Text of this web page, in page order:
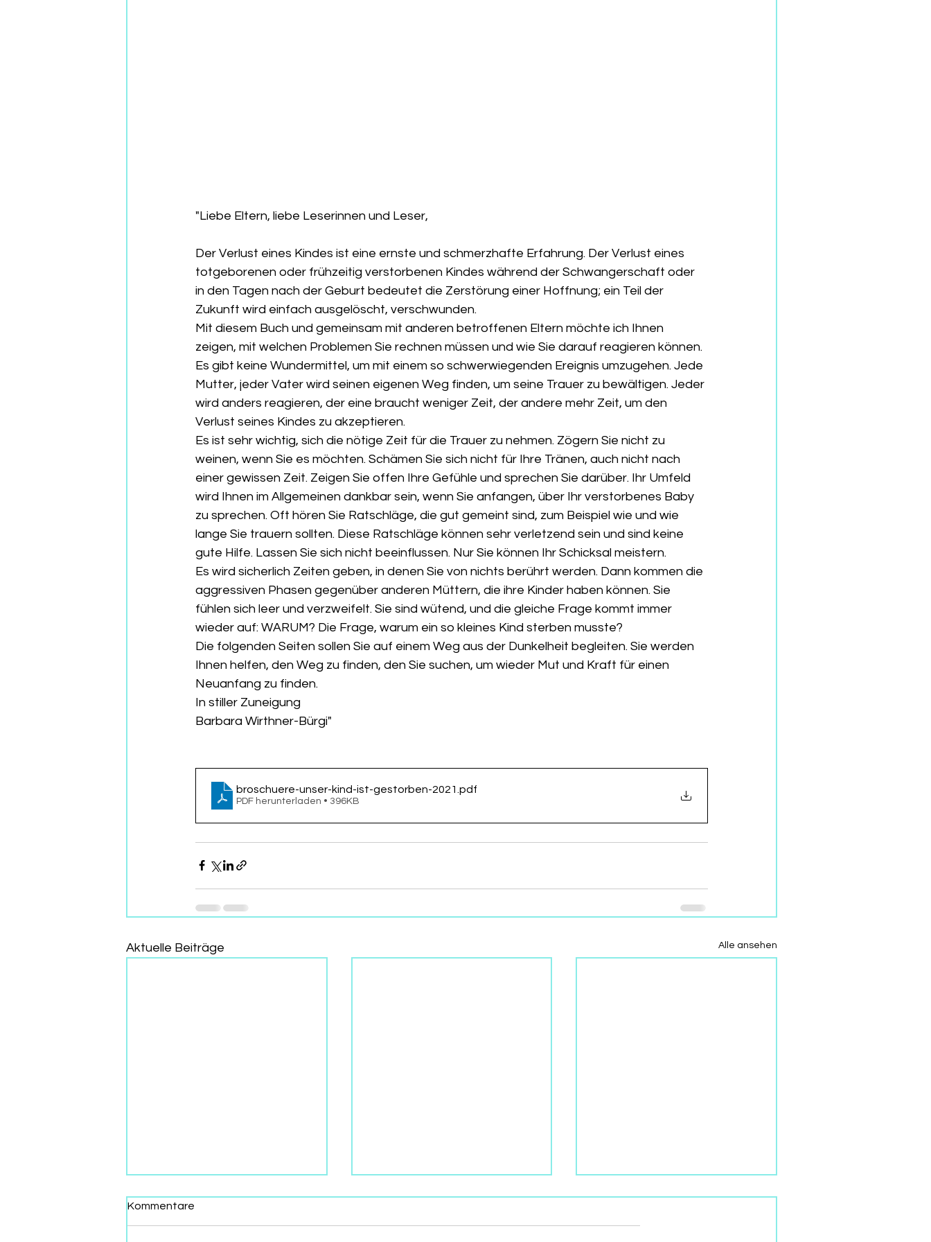
"Liebe Eltern, liebe Leserinnen und Leser,
Der Verlust eines Kindes ist eine ernste und schmerzhafte Erfahrung. Der Verlust eines
totgeborenen oder frühzeitig verstorbenen Kindes während der Schwangerschaft oder
in den Tagen nach der Geburt bedeutet die Zerstörung einer Hoffnung; ein Teil der
Zukunft wird einfach ausgelöscht, verschwunden.
Mit diesem Buch und gemeinsam mit anderen betroffenen Eltern möchte ich Ihnen
zeigen, mit welchen Problemen Sie rechnen müssen und wie Sie darauf reagieren können.
Es gibt keine Wundermittel, um mit einem so schwerwiegenden Ereignis umzugehen. Jede
Mutter, jeder Vater wird seinen eigenen Weg finden, um seine Trauer zu bewältigen. Jeder
wird anders reagieren, der eine braucht weniger Zeit, der andere mehr Zeit, um den
Verlust seines Kindes zu akzeptieren.
Es ist sehr wichtig, sich die nötige Zeit für die Trauer zu nehmen. Zögern Sie nicht zu
weinen, wenn Sie es möchten. Schämen Sie sich nicht für Ihre Tränen, auch nicht nach
einer gewissen Zeit. Zeigen Sie offen Ihre Gefühle und sprechen Sie darüber. Ihr Umfeld
wird Ihnen im Allgemeinen dankbar sein, wenn Sie anfangen, über Ihr verstorbenes Baby
zu sprechen. Oft hören Sie Ratschläge, die gut gemeint sind, zum Beispiel wie und wie
lange Sie trauern sollten. Diese Ratschläge können sehr verletzend sein und sind keine
gute Hilfe. Lassen Sie sich nicht beeinflussen. Nur Sie können Ihr Schicksal meistern.
Es wird sicherlich Zeiten geben, in denen Sie von nichts berührt werden. Dann kommen die
aggressiven Phasen gegenüber anderen Müttern, die ihre Kinder haben können. Sie
fühlen sich leer und verzweifelt. Sie sind wütend, und die gleiche Frage kommt immer
wieder auf: WARUM? Die Frage, warum ein so kleines Kind sterben musste?
Die folgenden Seiten sollen Sie auf einem Weg aus der Dunkelheit begleiten. Sie werden
Ihnen helfen, den Weg zu finden, den Sie suchen, um wieder Mut und Kraft für einen
Neuanfang zu finden.
In stiller Zuneigung
Barbara Wirthner-Bürgi"
broschuere-unser-kind-ist-gestorben-2021 .pdf
PDF herunterladen • 396KB
Aktuelle Beiträge Alle ansehen
Kommentare